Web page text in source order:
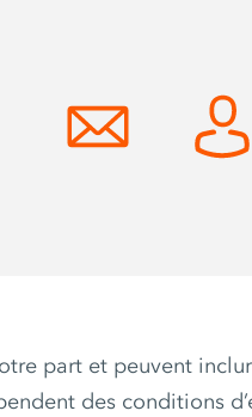
part et peuvent
des conditions